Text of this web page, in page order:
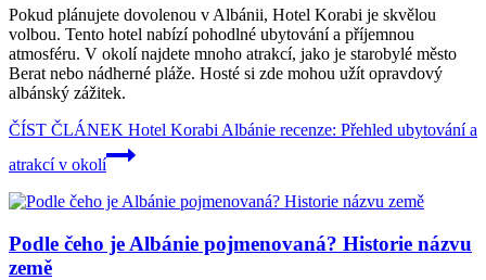
Pokud plánujete dovolenou v Albánii, Hotel Korabi je skvělou
volbou. Tento hotel nabízí pohodlné ubytování a příjemnou
atmosféru. V okolí najdete mnoho atrakcí, jako je starobylé město
Berat nebo nádherné pláže. Hosté si zde mohou užít opravdový
albánský zážitek.
ČÍST ČLÁNEK Hotel Korabi Albánie recenze: Přehled ubytování a
atrakcí v okolí
Podle čeho je Albánie pojmenovaná? Historie názvu
země